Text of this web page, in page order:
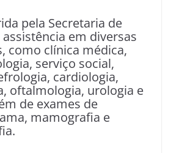
pela Secretaria de
em diversas
como clínica médica,
serviço social,
cardiologia,
oftalmologia, urologia e
de exames de
mamografia e